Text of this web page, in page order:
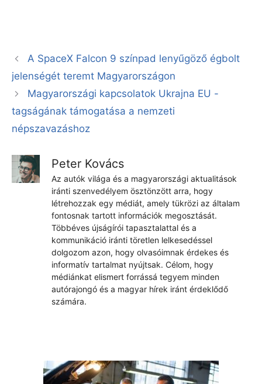
A SpaceX Falcon 9 színpad lenyűgöző égbolt
jelenségét teremt Magyarországon
Magyarországi kapcsolatok Ukrajna EU -
tagságának támogatása a nemzeti
népszavazáshoz
Peter Kovács
Az autók világa és a magyarországi aktualitások
iránti szenvedélyem ösztönzött arra, hogy
létrehozzak egy médiát, amely tükrözi az általam
fontosnak tartott információk megosztását.
Többéves újságírói tapasztalattal és a
kommunikáció iránti töretlen lelkesedéssel
dolgozom azon, hogy olvasóimnak érdekes és
informatív tartalmat nyújtsak. Célom, hogy
médiánkat elismert forrássá tegyem minden
autórajongó és a magyar hírek iránt érdeklődő
számára.